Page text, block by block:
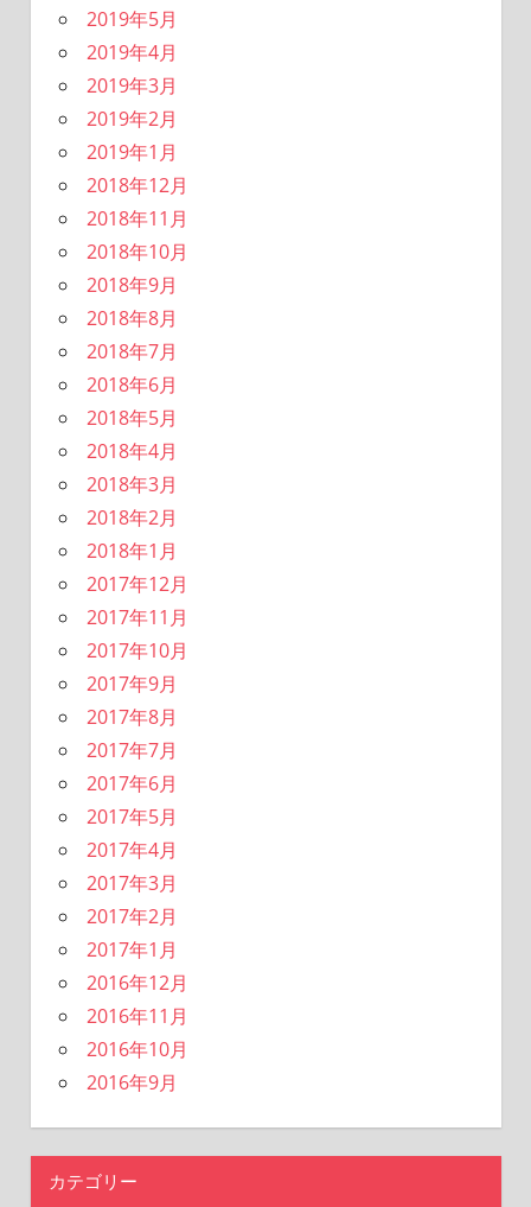
2019年5月
2019年4月
2019年3月
2019年2月
2019年1月
2018年12月
2018年11月
2018年10月
2018年9月
2018年8月
2018年7月
2018年6月
2018年5月
2018年4月
2018年3月
2018年2月
2018年1月
2017年12月
2017年11月
2017年10月
2017年9月
2017年8月
2017年7月
2017年6月
2017年5月
2017年4月
2017年3月
2017年2月
2017年1月
2016年12月
2016年11月
2016年10月
2016年9月
カテゴリー